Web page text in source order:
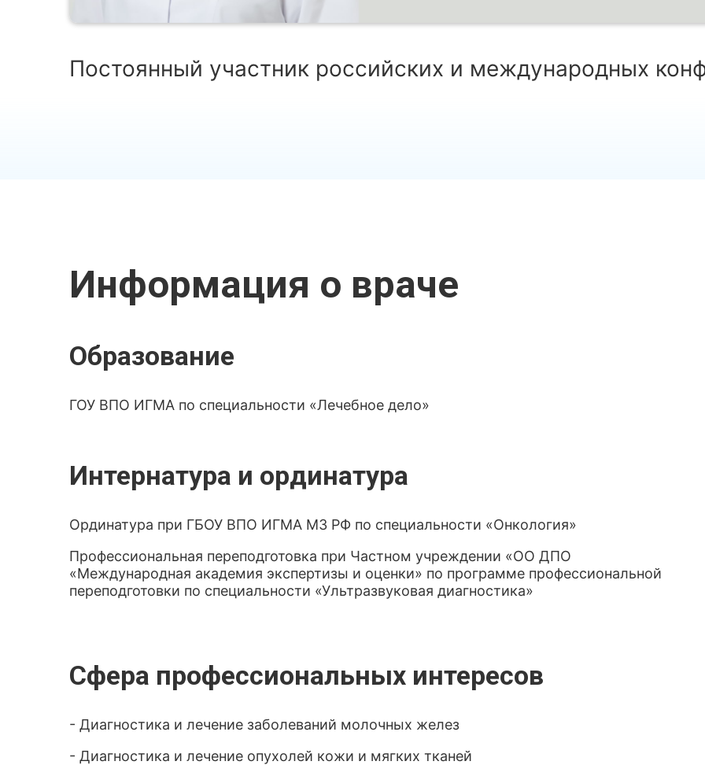
Постоянный участник российских и международных
Информация о враче
Образование
ГОУ ВПО ИГМА по специальности «Лечебное дело»
Интернатура и ординатура
Ординатура при ГБОУ ВПО ИГМА МЗ РФ по специальности «Онкология»
Профессиональная переподготовка при Частном учреждении «ОО ДПО
«Международная академия экспертизы и оценки» по программе профессиональной
переподготовки по специальности «Ультразвуковая диагностика»
Сфера профессиональных интересов
- Диагностика и лечение заболеваний молочных желез
- Диагностика и лечение опухолей кожи и мягких тканей